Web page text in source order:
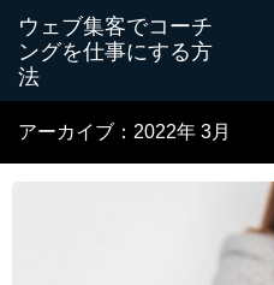
アーカイブ：2022年 3月